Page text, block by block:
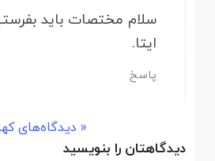
سلام مختصات باید
ایتا.
پاسخ
« دیدگاه‌های
دیدگاهتان را بنویسید